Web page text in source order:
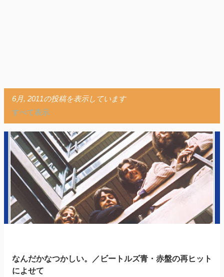
6月, 2011の投稿を表示しています
すべて表示
稿
なんだかなつかしい。／ビートルズ青・赤盤の再ヒット
によせて